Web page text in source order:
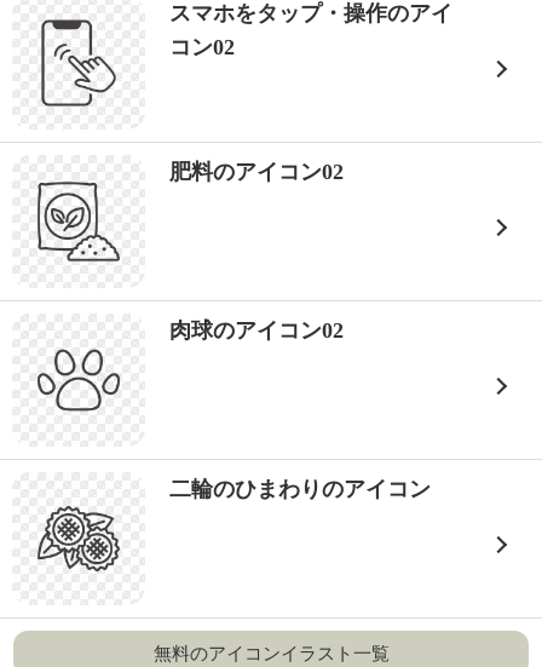
スマホをタップ・操作のアイ
コン02
肥料のアイコン02
肉球のアイコン02
二輪のひまわりのアイコン
無料のアイコンイラスト一覧